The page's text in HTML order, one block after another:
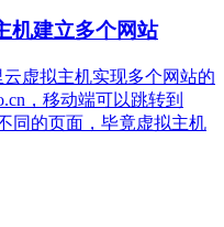
机建立多个网站
虚拟主机实现多个网站的
，移动端可以跳转到
同的页面，毕竟虚拟主机